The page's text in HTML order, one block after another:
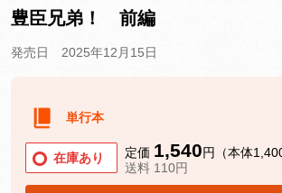
豊臣兄弟！ 前編
発売日 2025年12月15日
単行本
在庫あり 定価 1,540円（本体
送料 110円